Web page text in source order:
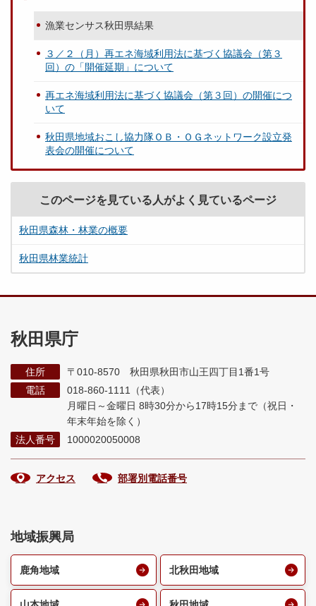
漁業センサス秋田県結果
３／２（月）再エネ海域利用法に基づく協議会（第３
回）の「開催延期」について
再エネ海域利用法に基づく協議会（第３回）の開催につ
いて
秋田県地域おこし協力隊ＯＢ・ＯＧネットワーク設立発
表会の開催について
このページを見ている人がよく見ているページ
秋田県森林・林業の概要
秋田県林業統計
秋田県庁
住所
〒010-8570 秋田県秋田市山王四丁目1番1号
電話
018-860-1111（代表）
月曜日～金曜日 8時30分から17時15分まで （祝日・
年末年始を除く）
法人番号
1000020050008
アクセス 部署別電話番号
地域振興局
鹿角地域 北秋田地域